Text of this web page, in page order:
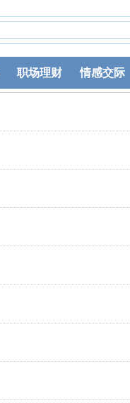
职场理财 情感交际